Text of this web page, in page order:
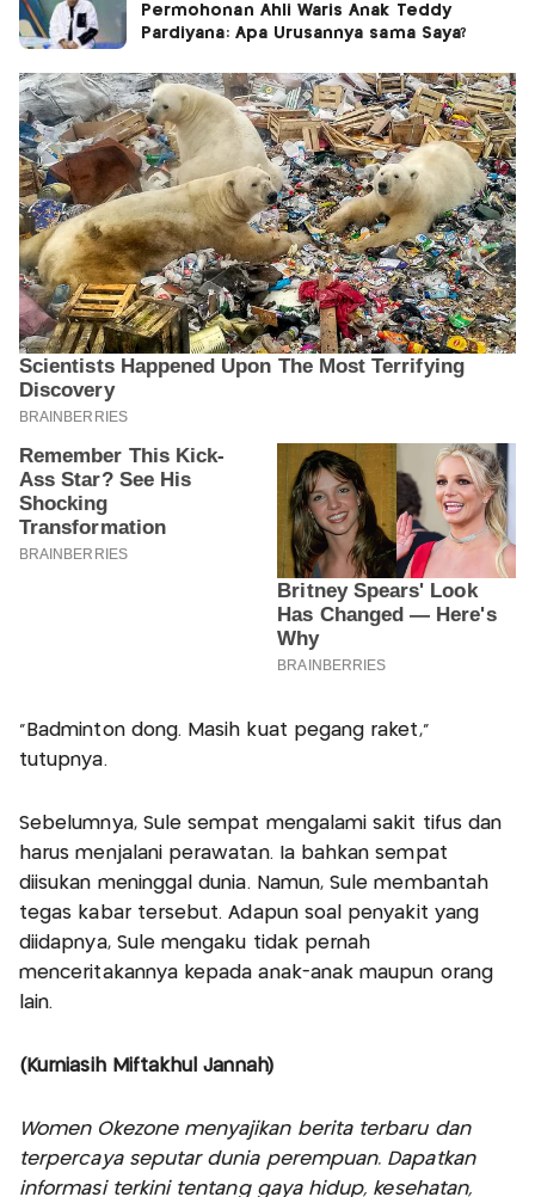
Permohonan Ahli Waris Anak Teddy
Pardiyana: Apa Urusannya sama Saya?
“Badminton dong. Masih kuat pegang raket,”
tutupnya.
Sebelumnya, Sule sempat mengalami sakit tifus dan
harus menjalani perawatan. Ia bahkan sempat
diisukan meninggal dunia. Namun, Sule membantah
tegas kabar tersebut. Adapun soal penyakit yang
diidapnya, Sule mengaku tidak pernah
menceritakannya kepada anak-anak maupun orang
lain.
(Kurniasih Miftakhul Jannah)
Women Okezone menyajikan berita terbaru dan
terpercaya seputar dunia perempuan. Dapatkan
informasi terkini tentang gaya hidup, kesehatan,